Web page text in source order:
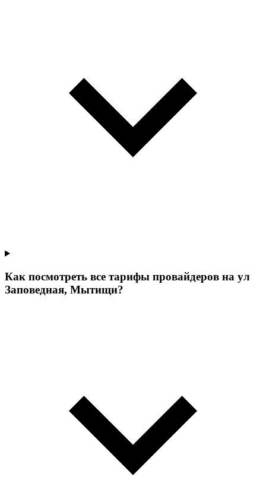
Как посмотреть все тарифы провайдеров на ул
Заповедная, Мытищи?